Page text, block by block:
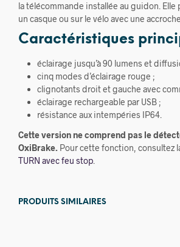
la télécommande installée au guidon. Elle
un casque ou sur le vélo avec une
Caractéristiques
éclairage jusqu’à 90 lumens et
cinq modes d’éclairage rouge ;
clignotants droit et gauche avec
éclairage rechargeable par USB ;
résistance aux intempéries IP64.
Cette version ne comprend pas le
OxiBrake. Pour cette fonction, consultez
TURN avec feu stop
PRODUITS SIMILAIRES